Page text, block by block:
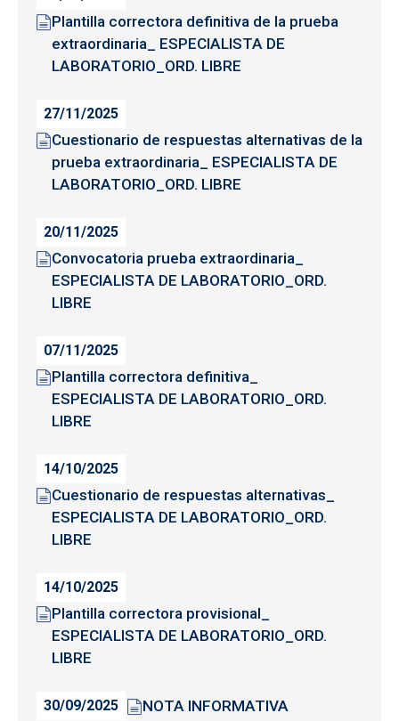
Plantilla correctora definitiva de la prueba
extraordinaria_ ESPECIALISTA DE
LABORATORIO_ORD. LIBRE
27/11/2025
Cuestionario de respuestas alternativas de la
prueba extraordinaria_ ESPECIALISTA DE
LABORATORIO_ORD. LIBRE
20/11/2025
Convocatoria prueba extraordinaria_
ESPECIALISTA DE LABORATORIO_ORD.
LIBRE
07/11/2025
Plantilla correctora definitiva_
ESPECIALISTA DE LABORATORIO_ORD.
LIBRE
14/10/2025
Cuestionario de respuestas alternativas_
ESPECIALISTA DE LABORATORIO_ORD.
LIBRE
14/10/2025
Plantilla correctora provisional_
ESPECIALISTA DE LABORATORIO_ORD.
LIBRE
30/09/2025 NOTA INFORMATIVA